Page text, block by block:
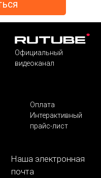
Официальный
видеоканал
Оплата
Интерактивный
прайс-лист
Наша электронная
почта